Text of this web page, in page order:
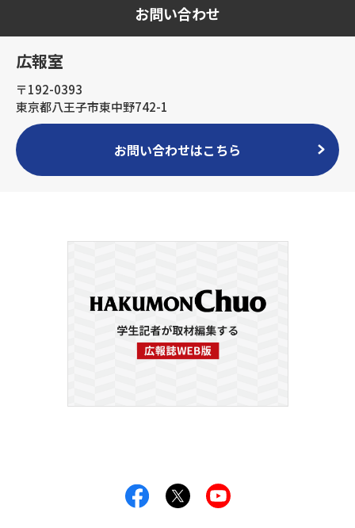
お問い合わせ
広報室
〒192-0393
東京都八王子市東中野742-1
お問い合わせはこちら